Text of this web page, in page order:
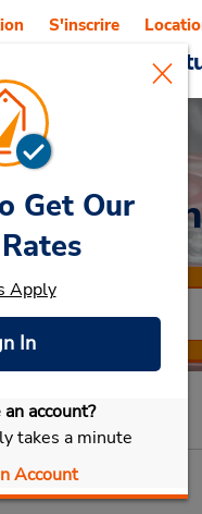
S'inscrire
ma voiture
Get Our
Apply
In
account?
takes a minute
Account